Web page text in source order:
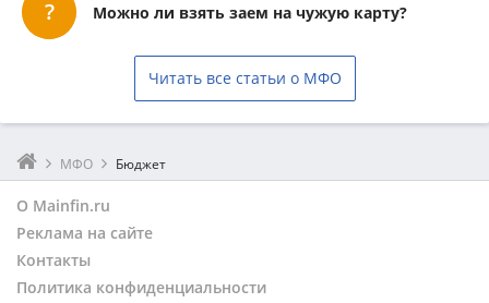
Можно ли взять заем на чужую карту?
Читать все статьи о МФО
МФО Бюджет
О Mainfin.ru
Реклама на сайте
Контакты
Политика конфиденциальности